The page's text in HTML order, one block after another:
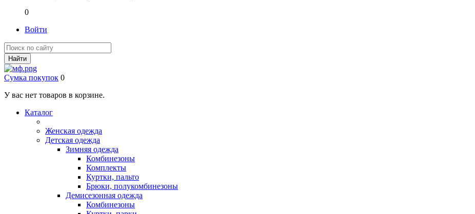
0
Войти
Найти
Сумка покупок 0
У вас нет товаров в корзине.
Каталог
Женская одежда
Детская одежда
Зимняя одежда
Комбинезоны
Комплекты
Куртки, пальто
Брюки, полукомбинезоны
Демисезонная одежда
Комбинезоны